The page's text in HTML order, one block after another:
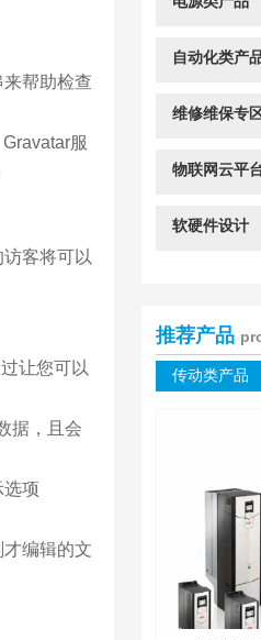
帮助检查
服
客将可以
让您可以
据，且会
项
编辑的文
自动化类产
维修维保专
物联网云平
软硬件设计
推荐产品
传动类产品